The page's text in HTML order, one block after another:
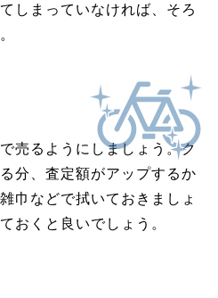
しまっていなければ、そろ
売るようにしましょう。ク
分、査定額がアップするか
巾などで拭いておきましょ
おくと良いでしょう。